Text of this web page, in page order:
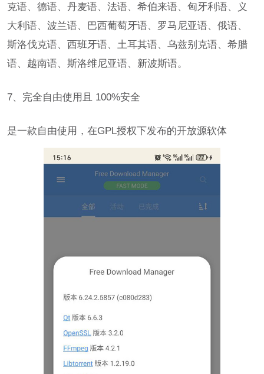
克语、德语、丹麦语、法语、希伯来语、匈牙利语、义
大利语、波兰语、巴西葡萄牙语、罗马尼亚语、俄语、
斯洛伐克语、西班牙语、土耳其语、乌兹别克语、希腊
语、越南语、斯洛维尼亚语、新波斯语。
7、完全自由使用且 100%安全
是一款自由使用，在GPL授权下发布的开放源软体